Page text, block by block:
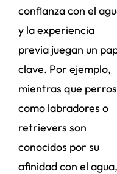
confianza con el
y la experiencia
previa juegan un
clave. Por ejemplo,
mientras que perros
como labradores o
retrievers son
conocidos por su
afinidad con el agua,